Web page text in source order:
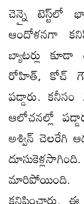
చెన్నై టెస్ట్​లో
ఆందోళనగా
బ్యాటర్లు కూడా
రోహిత్, కోచ్
పడ్డారు.
ఆలోచనల్లో
అశ్విన్ చెలరేగి
మారిపోయింది.